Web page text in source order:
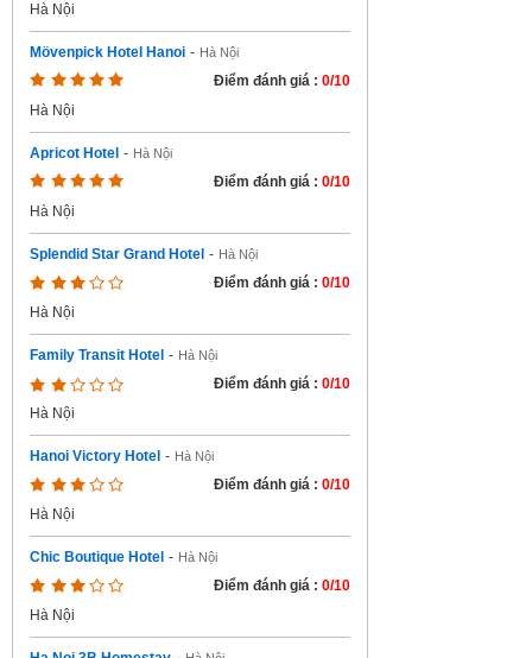
Hà Nội
Mövenpick Hotel Hanoi - Hà Nội
Điểm đánh giá : 0/10
Hà Nội
Apricot Hotel - Hà Nội
Điểm đánh giá : 0/10
Hà Nội
Splendid Star Grand Hotel - Hà Nội
Điểm đánh giá : 0/10
Hà Nội
Family Transit Hotel - Hà Nội
Điểm đánh giá : 0/10
Hà Nội
Hanoi Victory Hotel - Hà Nội
Điểm đánh giá : 0/10
Hà Nội
Chic Boutique Hotel - Hà Nội
Điểm đánh giá : 0/10
Hà Nội